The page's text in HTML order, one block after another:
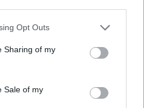
app uses one or more Google
behaviour. You may click to
and its third-party tags to
purposes in below Google
Opt Outs
Sharing of my
Sale of my
personnes à Milan avec
rapide pour régler la crise climatique,
à Glasgow.